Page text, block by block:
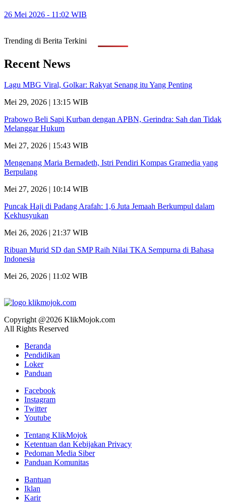
26 Mei 2026 - 11:02 WIB
Trending di Berita Terkini
Recent News
Lagu MBG Viral, Golkar: Rakyat Senang itu Yang Penting
Mei 29, 2026 | 13:15 WIB
Prabowo Beli Sapi Kurban dengan APBN, Gerindra: Sah dan Tidak
Melanggar Hukum
Mei 27, 2026 | 15:43 WIB
Mengenang Maria Bernadeth, Istri Pendiri Kompas Gramedia yang
Berpulang
Mei 27, 2026 | 10:14 WIB
Puncak Haji di Padang Arafah: 1,6 Juta Jemaah Berkumpul dalam
Kekhusyukan
Mei 26, 2026 | 21:37 WIB
Ribuan Murid SD dan SMP Raih Nilai TKA Sempurna di Bahasa
Indonesia
Mei 26, 2026 | 11:02 WIB
Copyright @2026 KlikMojok.com
All Rights Reserved
Beranda
Pendidikan
Loker
Panduan
Facebook
Instagram
Twitter
Youtube
Tentang KlikMojok
Ketentuan dan Kebijakan Privacy
Pedoman Media Siber
Panduan Komunitas
Bantuan
Iklan
Karir